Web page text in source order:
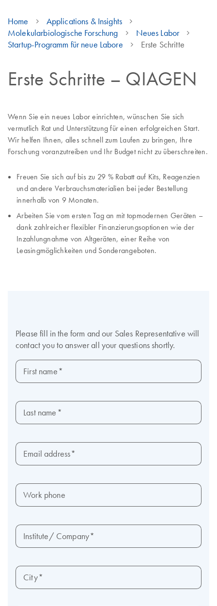
Home
Applications & Insights
Molekularbiologische Forschung
Neues Labor
Startup-Programm für neue Labore
Erste Schritte
Erste Schritte – QIAGEN
Wenn Sie ein neues Labor einrichten, wünschen Sie sich
vermutlich Rat und Unterstützung für einen erfolgreichen Start.
Wir helfen Ihnen, alles schnell zum Laufen zu bringen, Ihre
Forschung voranzutreiben und Ihr Budget nicht zu überschreiten.
Freuen Sie sich auf bis zu 29 % Rabatt auf Kits, Reagenzien
und andere Verbrauchsmaterialien bei jeder Bestellung
innerhalb von 9 Monaten.
Arbeiten Sie vom ersten Tag an mit topmodernen Geräten –
dank zahlreicher flexibler Finanzierungsoptionen wie der
Inzahlungnahme von Altgeräten, einer Reihe von
Leasingmöglichkeiten und Sonderangeboten.